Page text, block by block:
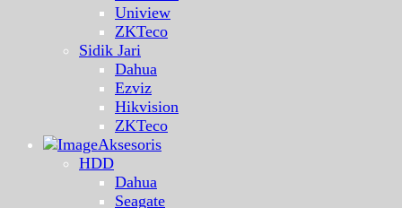
Uniview
ZKTeco
Sidik Jari
Dahua
Ezviz
Hikvision
ZKTeco
Aksesoris
HDD
Dahua
Seagate